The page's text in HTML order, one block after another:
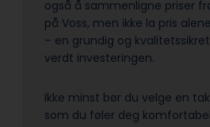
også å sammenligne priser
på Voss, men ikke la pris
– en grundig og
verdt investeringen.
Ikke minst bør du velge en
som du føler deg